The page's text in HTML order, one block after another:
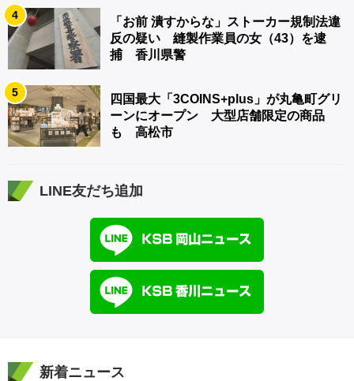
4
「お前 潰すからな」ストーカー規制法違
反の疑い 縫製作業員の女（43）を逮
捕 香川県警
5
四国最大「3COINS+plus」が丸亀町グリ
ーンにオープン 大型店舗限定の商品
も 高松市
LINE友だち追加
新着ニュース